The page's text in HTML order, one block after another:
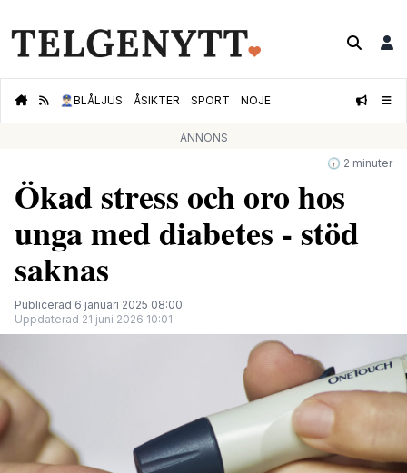
👮🏻‍♂️BLÅLJUS ÅSIKTER SPORT NÖJE
ANNONS
🕝 2 minuter
Ökad stress och oro hos
unga med diabetes - stöd
saknas
Publicerad 6 januari 2025 08:00
Uppdaterad 21 juni 2026 10:01